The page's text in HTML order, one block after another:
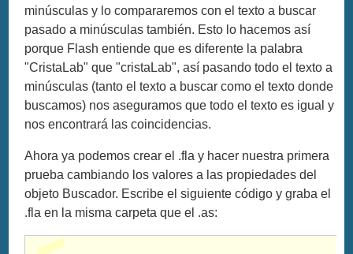
minúsculas y lo compararemos con el texto a buscar
pasado a minúsculas también. Esto lo hacemos así
porque Flash entiende que es diferente la palabra
"CristaLab" que "cristaLab", así pasando todo el texto a
minúsculas (tanto el texto a buscar como el texto donde
buscamos) nos aseguramos que todo el texto es igual y
nos encontrará las coincidencias.
Ahora ya podemos crear el .fla y hacer nuestra primera
prueba cambiando los valores a las propiedades del
objeto Buscador. Escribe el siguiente código y graba el
.fla en la misma carpeta que el .as: